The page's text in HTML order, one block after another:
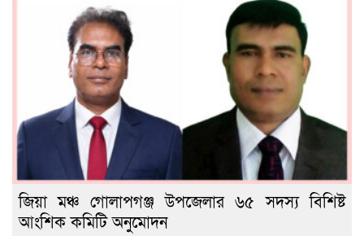
জিয়া মঞ্চ গোলাপগঞ্জ উপজেলার ৬৫ সদস্য বিশিষ্ট
আংশিক কমিটি অনুমোদন